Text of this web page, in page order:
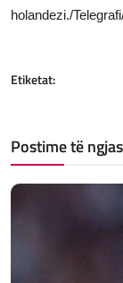
holandezi./
Etiketat:
Postime të